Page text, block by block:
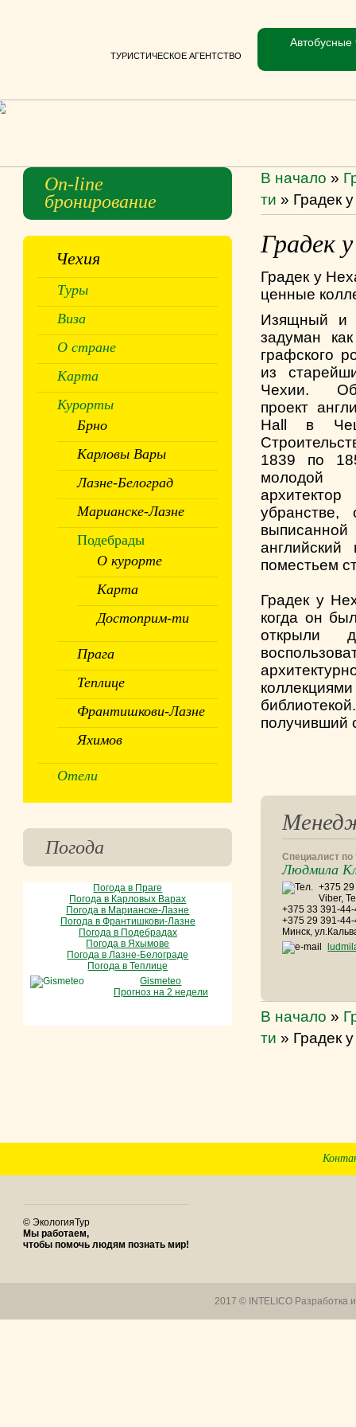
ТУРИСТИЧЕСКОЕ АГЕНТСТВО
Автобусные
В начало »
ти » Градек
Градек
Градек у
ценные
Изящный и
задуман
графского
из
Чехии.
проект
Hall в
1839 по
молодой
убранстве,
поместьем
Градек у
когда он
открыли
получивший
Специалист по
Людмила
+375
Viber,
+375 33 391-
+375 29 391-
Минск,
В начало »
ти » Градек
On-line
бронирование
Чехия
Туры
Виза
О стране
Карта
Курорты
Брно
Карловы Вары
Лазне-Белоград
Марианске-Лазне
Подебрады
О курорте
Карта
Достоприм-ти
Прага
Теплице
Франтишкови-Лазне
Яхимов
Отели
Погода
Погода в Праге
Погода в Карловых Варах
Погода в Марианске-Лазне
Погода в Франтишкови-Лазне
Погода в Подебрадах
Погода в Яхымове
Погода в Лазне-Белограде
Погода в Теплице
Gismeteo
Прогноз на 2 недели
© ЭкологияТур
Мы работаем,
чтобы помочь людям познать мир!
2017 © INTELICO Разработка